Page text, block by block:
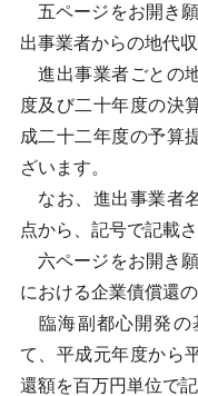
五ページをお開き
出事業者からの地代
進出事業者ごとの
度及び二十年度の決
成二十二年度の予算
ざいます。
なお、進出事業者
点から、記号で記載
六ページをお開き
における企業債償還
臨海副都心開発の
て、平成元年度から
還額を百万円単位で